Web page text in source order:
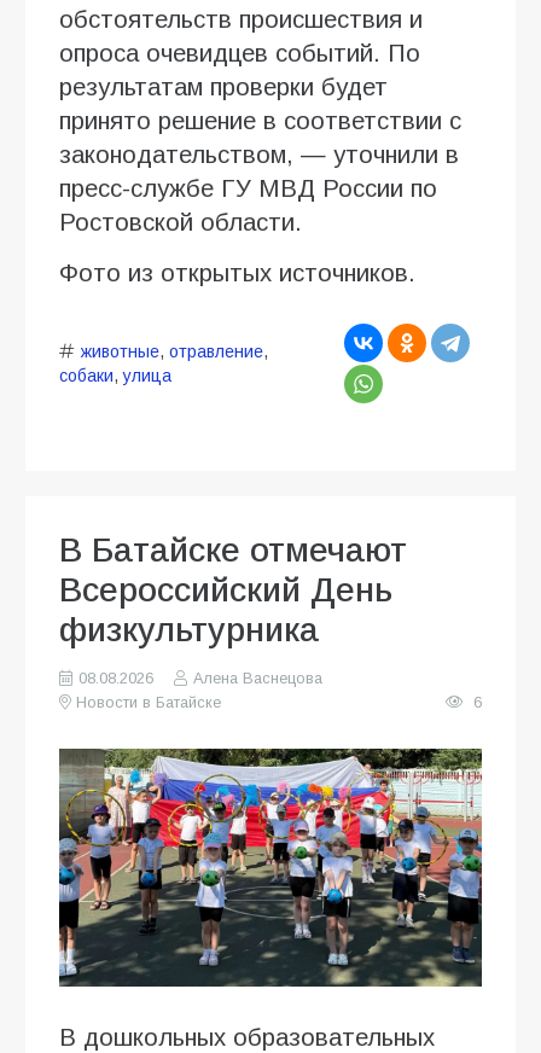
обстоятельств происшествия и
опроса очевидцев событий. По
результатам проверки будет
принято решение в соответствии с
законодательством, — уточнили в
пресс-службе ГУ МВД России по
Ростовской области.
Фото из открытых источников.
животные, отравление,
собаки,улица
В Батайске отмечают
Всероссийский День
физкультурника
08.08.2026
Алена Васнецова
Новости в Батайске
6
В дошкольных образовательных